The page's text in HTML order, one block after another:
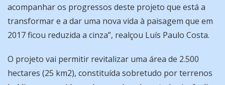
acompanhar os progressos deste projeto que está a
transformar e a dar uma nova vida à paisagem que em
2017 ficou reduzida a cinza”, realçou Luís Paulo Costa.
O projeto vai permitir revitalizar uma área de 2.500
hectares (25 km2), constituída sobretudo por terrenos